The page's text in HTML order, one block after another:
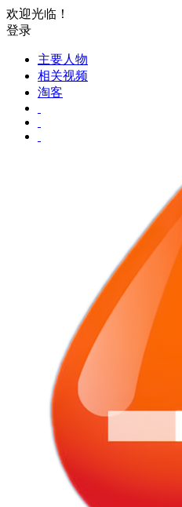
欢迎光临！
登录
主要人物
相关视频
淘客